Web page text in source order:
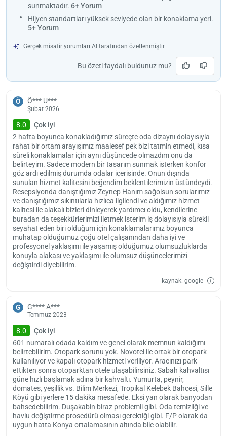
otopark konusunda seviyeyi üst sıralara taşıyarak elektrikli araç şarj
istasyonu ve erişilebilir otopark seçeneğiyle karşımıza çıkıyor.
Konya Otoyolu’na sadece birkaç dakika uzaklıkta olan Konya İbis
Otel şehir merkezine yakınlığı ile ideal seçeneklerden biri. Mevlana
misafirler için önem teşkil ediyor. Konya Havaalanı’na 18 kilometre
yapılıyor. Her yaştan çocuğa kapılarını açan otel, ücrete tabi
olabilecek şekilde evcil hayvanlara izin veriyor.
sunmaktadır. 6+ Yorum
Hijyen standartları yüksek seviyede olan bir konaklama yeri.
5+ Yorum
Gerçek misafir yorumları AI tarafından özetlenmiştir
Bu özeti faydalı buldunuz mu?
Ö Ö*** U***
Şubat 2026
8.0
Çok iyi
2 hafta boyunca konakladığımız süreçte oda dizaynı dolayısıyla
rahat bir ortam arayışımız maalesef pek bizi tatmin etmedi, kısa
süreli konaklamalar için aynı düşüncede olmazdım onu da
belirteyim. Sadece modern bir tasarım sunmak isterken konfor
göz ardı edilmiş durumda odalar içerisinde. Onun dışında
sunulan hizmet kalitesini beğendim beklentilerimizin üstündeydi.
Resepsiyonda danıştığımız Zeynep Hanım sağolsun sorularımız
ve danıştığımız sıkıntılarla hızlıca ilgilendi ve aldığımız hizmet
kalitesi ile alakalı bizleri dinleyerek yardımcı oldu, kendilerine
buradan da teşekkürlerimizi iletmek isterim iş dolayısıyla sürekli
seyahat eden biri olduğum için konaklamalarımız boyunca
muhatap olduğumuz çoğu otel çalışanından daha iyi ve
profesyonel yaklaşımı ile yaşamış olduğumuz olumsuzluklarda
konuyla alakası ve yaklaşımı ile olumsuz düşüncelerimizi
değiştirdi diyebilirim.
kaynak: google
G G**** A***
Temmuz 2023
8.0
Çok iyi
601 numaralı odada kaldım ve genel olarak memnun kaldığımı
belirtebilirim. Otopark sorunu yok. Novotel ile ortak bir otopark
kullanılıyor ve kapalı otopark hizmeti veriliyor. Aracınızı park
ettikten sonra otoparktan otele ulaşabilirsiniz. Sabah kahvaltısı
güne hızlı başlamak adına bir kahvaltı. Yumurta, peynir,
domates, yeşillik vs. Bilim Merkezi, Tropikal Kelebek Bahçesi, Sille
Köyü gibi yerlere 15 dakika mesafede. Eksi yan olarak banyodan
bahsedebilirim. Duşakabin biraz problemli gibi. Oda temizliği ve
havlu değiştirme prosedürü olması gerektiği gibi. F/P olarak da
uygun hatta Konya ortalamasının altında bile olabilir.